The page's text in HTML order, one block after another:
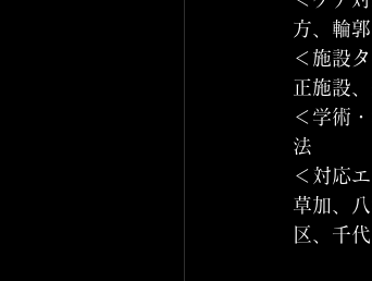
方、輪
＜施設
正施設
＜学術
法
＜対応
草加、
区、千